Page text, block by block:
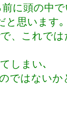
に頭の中
と思います｡
、これで
しまい､
ではないか